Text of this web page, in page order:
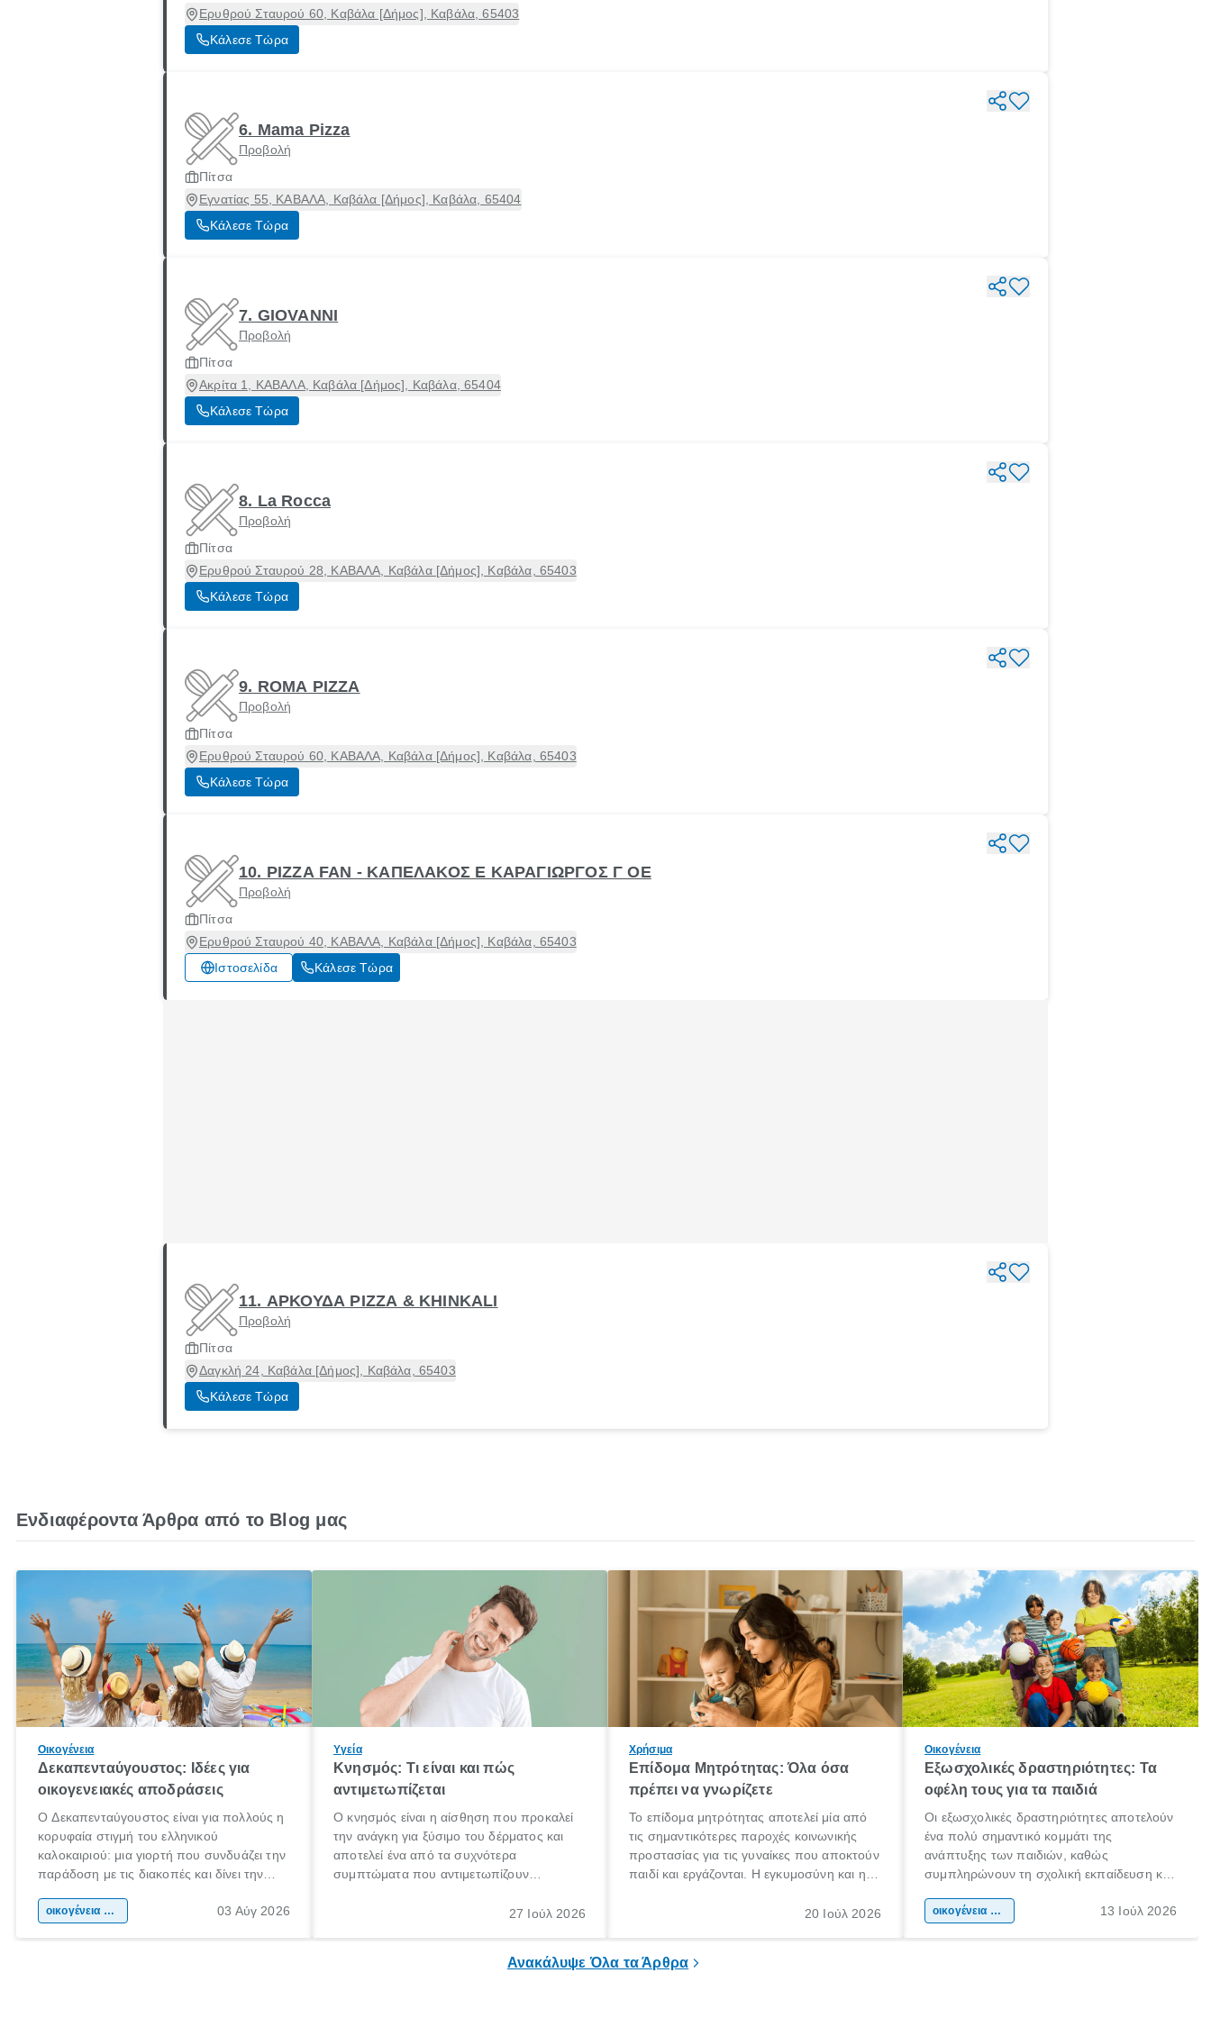
Ερυθρού Σταυρού 60, Καβάλα [Δήμος], Καβάλα, 65403
Κάλεσε Τώρα
6. Mama Pizza
Προβολή
Πίτσα
Εγνατίας 55, ΚΑΒΑΛΑ, Καβάλα [Δήμος], Καβάλα, 65404
Κάλεσε Τώρα
7. GIOVANNI
Προβολή
Πίτσα
Ακρίτα 1, ΚΑΒΑΛΑ, Καβάλα [Δήμος], Καβάλα, 65404
Κάλεσε Τώρα
8. La Rocca
Προβολή
Πίτσα
Ερυθρού Σταυρού 28, ΚΑΒΑΛΑ, Καβάλα [Δήμος], Καβάλα, 65403
Κάλεσε Τώρα
9. ROMA PIZZA
Προβολή
Πίτσα
Ερυθρού Σταυρού 60, ΚΑΒΑΛΑ, Καβάλα [Δήμος], Καβάλα, 65403
Κάλεσε Τώρα
10. PIZZA FAN - ΚΑΠΕΛΑΚΟΣ Ε ΚΑΡΑΓΙΩΡΓΟΣ Γ ΟΕ
Προβολή
Πίτσα
Ερυθρού Σταυρού 40, ΚΑΒΑΛΑ, Καβάλα [Δήμος], Καβάλα, 65403
Ιστοσελίδα
Κάλεσε Τώρα
11. ΑΡΚΟΥΔΑ PIZZA & KHINKALI
Προβολή
Πίτσα
Δαγκλή 24, Καβάλα [Δήμος], Καβάλα, 65403
Κάλεσε Τώρα
Ενδιαφέροντα Άρθρα από το Blog μας
Οικογένεια
Δεκαπενταύγουστος: Ιδέες για
οικογενειακές αποδράσεις
Ο Δεκαπενταύγουστος είναι για πολλούς η
κορυφαία στιγμή του ελληνικού
καλοκαιριού: μια γιορτή που συνδυάζει την
παράδοση με τις διακοπές και δίνει την
χώρας. Είτε πρόκειται για λίγες μέρες
οικογένεια & παιδί 03 Αύγ 2026
Υγεία
Κνησμός: Τι είναι και πώς
αντιμετωπίζεται
Ο κνησμός είναι η αίσθηση που προκαλεί
την ανάγκη για ξύσιμο του δέρματος και
αποτελεί ένα από τα συχνότερα
συμπτώματα που αντιμετωπίζουν
πληροφορίες για το «κνησμός τι είναι»,
27 Ιούλ 2026
Χρήσιμα
Επίδομα Μητρότητας: Όλα όσα
πρέπει να γνωρίζετε
Το επίδομα μητρότητας αποτελεί μία από
τις σημαντικότερες παροχές κοινωνικής
προστασίας για τις γυναίκες που αποκτούν
παιδί και εργάζονται. Η εγκυμοσύνη και η
σημαντική περίοδος στη ζωή κάθε20 Ιούλ 2026
Οικογένεια
Εξωσχολικές δραστηριότητες: Τα
οφέλη τους για τα παιδιά
Οι εξωσχολικές δραστηριότητες αποτελούν
ένα πολύ σημαντικό κομμάτι της
ανάπτυξης των παιδιών, καθώς
συμπληρώνουν τη σχολική εκπαίδευση και
της προσωπικότητας, της κοινωνικότητας
οικογένεια & παιδί 13 Ιούλ 2026
Ανακάλυψε Όλα τα Άρθρα